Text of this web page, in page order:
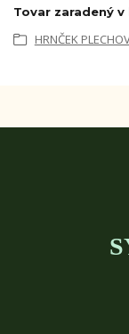
Tovar zaradený
HRNČEK